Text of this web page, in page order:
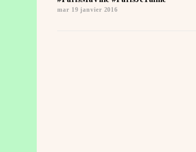
mar 19 janvier 2016